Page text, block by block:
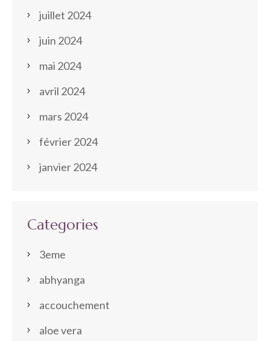
juillet 2024
juin 2024
mai 2024
avril 2024
mars 2024
février 2024
janvier 2024
Categories
3eme
abhyanga
accouchement
aloe vera